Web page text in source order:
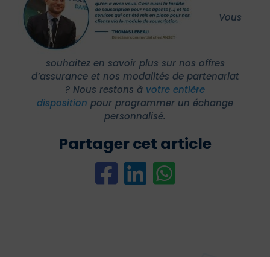
Vous
souhaitez en savoir plus sur nos offres
d’assurance et nos modalités de partenariat
? Nous restons à votre entière
disposition pour programmer un échange
personnalisé.
Partager cet article